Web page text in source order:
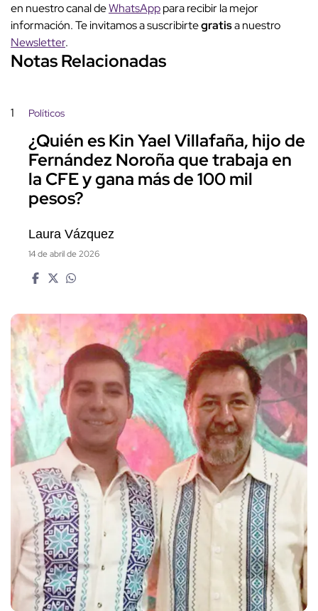
en nuestro canal deWhatsApppara recibir la mejor
información. Te invitamos a suscribirtegratisa nuestro
Newsletter.
Notas Relacionadas
1 Políticos
¿Quién es Kin Yael Villafaña, hijo de
Fernández Noroña que trabaja en
la CFE y gana más de 100 mil
pesos?
Laura Vázquez
14 de abril de 2026